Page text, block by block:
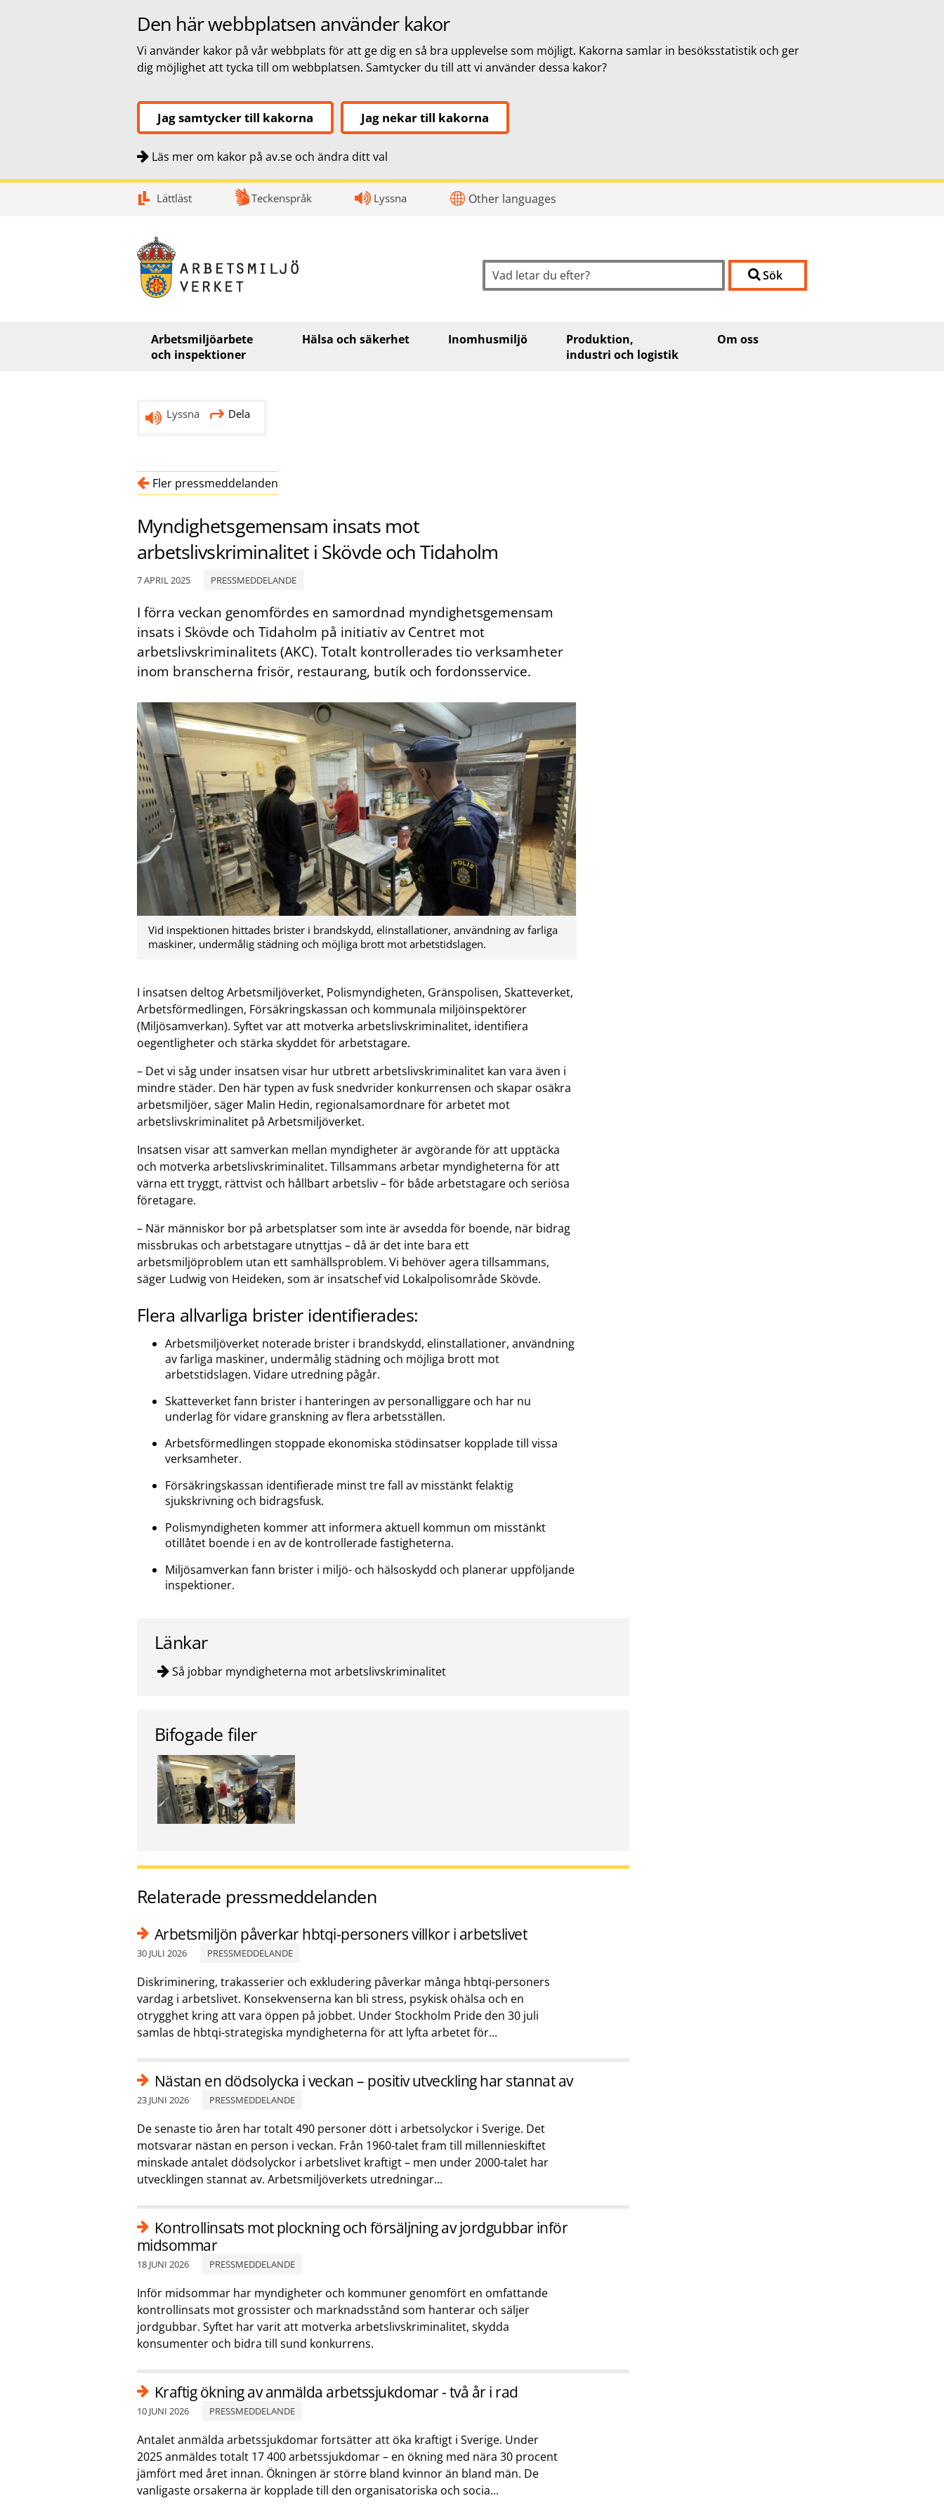
Den här webbplatsen använder kakor
Vi använder kakor på vår webbplats för att ge dig en så bra upplevelse som möjligt. Kakorna samlar in besöksstatistik och ger
dig möjlighet att tycka till om webbplatsen. Samtycker du till att vi använder dessa kakor?
Jag samtycker till kakorna Jag nekar till kakorna
Läs mer om kakor på av.se och ändra ditt val
Lättläst Teckenspråk Lyssna Other languages
Sök Sök
Arbetsmiljöarbete
och inspektioner
Hälsa och säkerhet Inomhusmiljö
Produktion,
industri och logistik
Om oss
Lyssna Dela
Fler pressmeddelanden
Myndighetsgemensam insats mot
arbetslivskriminalitet i Skövde och Tidaholm
7 APRIL 2025 PRESSMEDDELANDE
I förra veckan genomfördes en samordnad myndighetsgemensam
insats i Skövde och Tidaholm på initiativ av Centret mot
arbetslivskriminalitets (AKC). Totalt kontrollerades tio verksamheter
inom branscherna frisör, restaurang, butik och fordonsservice.
Vid inspektionen hittades brister i brandskydd, elinstallationer, användning av farliga
maskiner, undermålig städning och möjliga brott mot arbetstidslagen.
I insatsen deltog Arbetsmiljöverket, Polismyndigheten, Gränspolisen, Skatteverket,
Arbetsförmedlingen, Försäkringskassan och kommunala miljöinspektörer
(Miljösamverkan). Syftet var att motverka arbetslivskriminalitet, identifiera
oegentligheter och stärka skyddet för arbetstagare.
– Det vi såg under insatsen visar hur utbrett arbetslivskriminalitet kan vara även i
mindre städer. Den här typen av fusk snedvrider konkurrensen och skapar osäkra
arbetsmiljöer, säger Malin Hedin, regionalsamordnare för arbetet mot
arbetslivskriminalitet på Arbetsmiljöverket.
Insatsen visar att samverkan mellan myndigheter är avgörande för att upptäcka
och motverka arbetslivskriminalitet. Tillsammans arbetar myndigheterna för att
värna ett tryggt, rättvist och hållbart arbetsliv – för både arbetstagare och seriösa
företagare.
– När människor bor på arbetsplatser som inte är avsedda för boende, när bidrag
missbrukas och arbetstagare utnyttjas – då är det inte bara ett
arbetsmiljöproblem utan ett samhällsproblem. Vi behöver agera tillsammans,
säger Ludwig von Heideken, som är insatschef vid Lokalpolisområde Skövde.
Flera allvarliga brister identifierades:
Arbetsmiljöverket noterade brister i brandskydd, elinstallationer, användning
av farliga maskiner, undermålig städning och möjliga brott mot
arbetstidslagen. Vidare utredning pågår.
Skatteverket fann brister i hanteringen av personalliggare och har nu
underlag för vidare granskning av flera arbetsställen.
Arbetsförmedlingen stoppade ekonomiska stödinsatser kopplade till vissa
verksamheter.
Försäkringskassan identifierade minst tre fall av misstänkt felaktig
sjukskrivning och bidragsfusk.
Polismyndigheten kommer att informera aktuell kommun om misstänkt
otillåtet boende i en av de kontrollerade fastigheterna.
Miljösamverkan fann brister i miljö- och hälsoskydd och planerar uppföljande
inspektioner.
Länkar
Så jobbar myndigheterna mot arbetslivskriminalitet
Bifogade filer
Relaterade pressmeddelanden
Arbetsmiljön påverkar hbtqi-personers villkor i arbetslivet
30 JULI 2026 PRESSMEDDELANDE
Diskriminering, trakasserier och exkludering påverkar många hbtqi-personers
vardag i arbetslivet. Konsekvenserna kan bli stress, psykisk ohälsa och en
otrygghet kring att vara öppen på jobbet. Under Stockholm Pride den 30 juli
samlas de hbtqi-strategiska myndigheterna för att lyfta arbetet för...
Nästan en dödsolycka i veckan – positiv utveckling har stannat av
23 JUNI 2026 PRESSMEDDELANDE
De senaste tio åren har totalt 490 personer dött i arbetsolyckor i Sverige. Det
motsvarar nästan en person i veckan. Från 1960-talet fram till millennieskiftet
minskade antalet dödsolyckor i arbetslivet kraftigt – men under 2000-talet har
utvecklingen stannat av. Arbetsmiljöverkets utredningar...
Kontrollinsats mot plockning och försäljning av jordgubbar inför
midsommar
18 JUNI 2026 PRESSMEDDELANDE
Inför midsommar har myndigheter och kommuner genomfört en omfattande
kontrollinsats mot grossister och marknadsstånd som hanterar och säljer
jordgubbar. Syftet har varit att motverka arbetslivskriminalitet, skydda
konsumenter och bidra till sund konkurrens.
Kraftig ökning av anmälda arbetssjukdomar - två år i rad
10 JUNI 2026 PRESSMEDDELANDE
Antalet anmälda arbetssjukdomar fortsätter att öka kraftigt i Sverige. Under
2025 anmäldes totalt 17 400 arbetssjukdomar – en ökning med nära 30 procent
jämfört med året innan. Ökningen är större bland kvinnor än bland män. De
vanligaste orsakerna är kopplade till den organisatoriska och socia...